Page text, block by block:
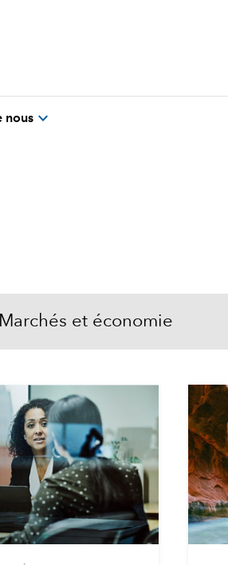
nous expand_more
Marchés et économie